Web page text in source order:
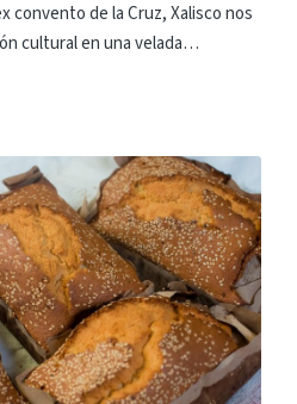
convento de la Cruz, Xalisco nos
cultural en una velada…